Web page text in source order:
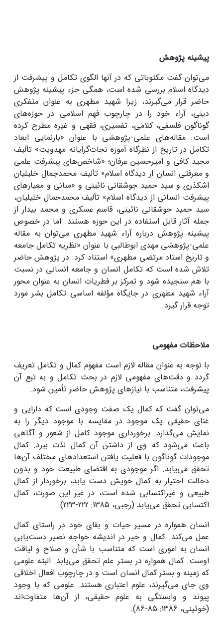
پیشینه پژوهش
می‌توان گفت مکتوباتی که در آنها الگوی تکامل و پیشرفت از
دیدگاه اسلام بررسی شده است، همگی جزء پیشینه پژوهش
حاضر قرار می‌گیرند، زیرا شهید مطهری به عنوان متفکری
دینی، آراء خود را در چارچوب فهم اسلامی در حوزه‌های
گوناگون فلسفی، کلامی، تفسیری، فقهی و غیره مطرح کرده
‌است. مقاله‌های علمی-پژوهشی با عنوان «بازنمایی ابعاد
تکامل در تاریخ از نظرگاه آموزه نجات‌گرایانه مهدویت» تألیف
مجید کافی و امیرحسین عرفان؛ «شاخص‌های پیشرفت علمی
و معرفتی انسان از دیدگاه اسلام» تألیف محمدجمال خلیلیان
اشکذری و سید حمید جوشقانی نائینی و «مبانی و معیارهای
پیشرفت انسانی از دیدگاه اسلام» تألیف محمدجمال خلیلیان،
سید حمید جوشقانی نائینی، قاسم عسکری و محمد بیدار از
جمله آثار قابل استفاده در این حوزه هستند. اما در خصوص
پیشینه پژوهش درباره آراء شهید مطهری می‌توان به مقاله
علمی-پژوهشی مهدی ابوطالبی با عنوان «نظریه تکامل جامعه
و تاریخ استاد مرتضی مطهری» استناد کرد. در پژوهش حاضر
تلاش شده است که تکامل انسان و جامعه انسانی در نسبت
با هم سنجیده شود و تمرکز بر فطریات انسان به عنوان محور
آراء شهید مطهری در جایگاه مؤلفه اساسی تکامل بشر مورد
توجه قرار گیرد.
ملاحظات مفهومی
با توجه به عنوان مقاله لازم است مفهوم کمال و تکامل تعریف
گردد و دقت‌های مفهومی لازم در بحث تکامل و به تبع آن
پیشرفت، متناسب با نیازهای پژوهش حاضر تأمین شود.
می‌توان گفت که کمال یک صفت وجودی است که دارایی و
غنای حقیقی یک موجود در مقایسه با موجود دیگر را به
نمایش می‌گذارد. برخورداری موجود کامل از شعور و آگاهی
باعث می‌شود که وی از داشتن آن کمال لذت ببرد. کمال
موجودات گوناگون با فعلیت ‌یافتن استعدادهای مختلف آن‌ها
تحقق می‌یابد. اگر موجودی به اقتضای طبیعت خود و بدون
دخالت اختیار به کمال خویش دست یابد، برخوردار از کمال
طبیعی و غیراکتسابی شده ‌است، در غیر این صورت، کمال
اکتسابی تحقق می‌یابد (رجبی، 1385: 222-223).
انسان همواره در مسیر حیات و بقای خود در راستای کمال
عمل می‌کند. کمال و خیر در اندیشه خواجه‌ نصیر دست‌یابی
انسان به اموری است که متناسب با شأن و صلاح و لیاقت
اوست. کمال همواره در بستر علم تحقق می‌یابد. البته علومی
که زمینه و بستر کمال انسان است و در چارچوب افعال اخلاقی
وی جای می‌گیرند، علوم اعتباری هستند. علومی که با وجود
پیوند و وابستگی به علوم حقیقی، از آن‌ها متفاوت‌اند
(خوئینی، 1386: 85-86).